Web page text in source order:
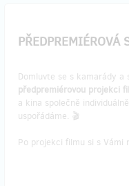
PŘEDPREMIÉROVÁ
Domluvte se s kamarády a
předpremiérovou projekci
a kina společně
uspořádáme. 🎬
Po projekci filmu si s Vámi